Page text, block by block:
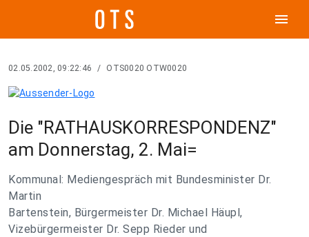
menu
02.05.2002, 09:22:46 / OTS0020 OTW0020
Die "RATHAUSKORRESPONDENZ"
am Donnerstag, 2. Mai=
Kommunal: Mediengespräch mit Bundesminister Dr.
Martin
Bartenstein, Bürgermeister Dr. Michael Häupl,
Vizebürgermeister Dr. Sepp Rieder und